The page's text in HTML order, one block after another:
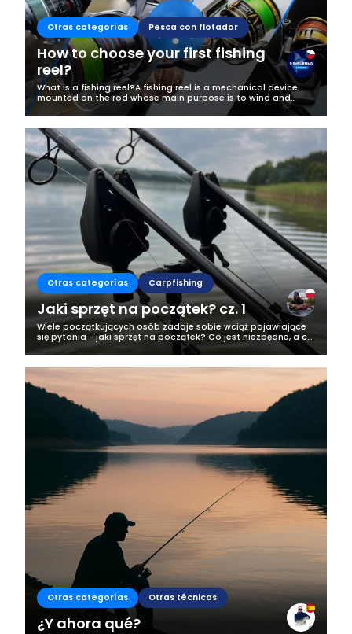
Business
Otras categorías Pesca con flotador
How to choose your first fishing
reel?
What is a fishing reel?A fishing reel is a mechanical device
mounted on the rod whose main purpose is to wind and
release the line. It allows you to cast, and then to play and
land a fish. In...
Otras categorías Carpfishing
Jaki sprzęt na początek? cz. 1
Wiele początkujących osób zadaje sobie wciąż pojawiające
się pytania - jaki sprzęt na początek? Co jest niezbędne, a co
można skupić później? Doskonale zdaje sobie z sprawę z
tego, że wędkarstwo,...
Otras categorías Otras técnicas
¿Y ahora qué?